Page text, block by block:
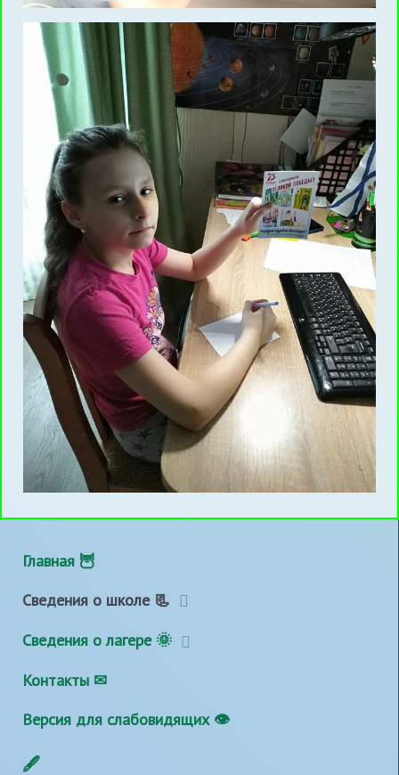
Главная 🦉
Сведения о школе 📃
Сведения о лагере 🌞
Контакты ✉
Версия для слабовидящих 👁
🖋